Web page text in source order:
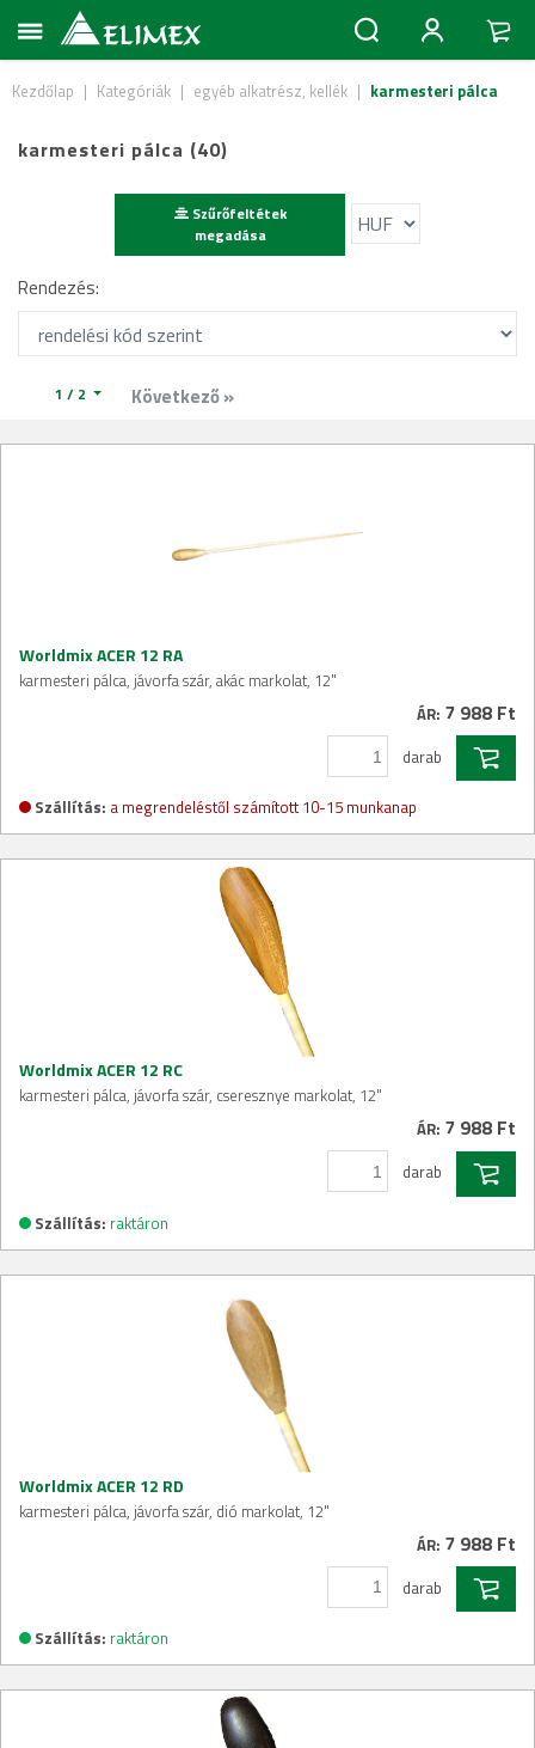
Kezdőlap | Kategóriák | egyéb alkatrész, kellék | karmesteri pálca
karmesteri pálca (40)
Szűrőfeltétek
megadása
Rendezés:
1 / 2 Következő »
Worldmix ACER 12 RA
karmesteri pálca, jávorfa szár, akác markolat, 12"
ÁR: 7 988 Ft
darab
Szállítás: a megrendeléstől számított 10-15 munkanap
Worldmix ACER 12 RC
karmesteri pálca, jávorfa szár, cseresznye markolat, 12"
ÁR: 7 988 Ft
darab
Szállítás: raktáron
Worldmix ACER 12 RD
karmesteri pálca, jávorfa szár, dió markolat, 12"
ÁR: 7 988 Ft
darab
Szállítás: raktáron